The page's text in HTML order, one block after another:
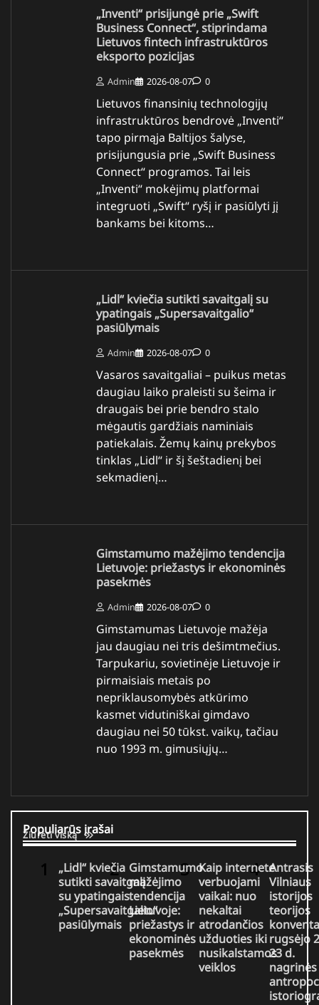
„Inventi“ prisijungė prie „Swift
Business Connect“, stiprindama
Lietuvos fintech infrastruktūros
eksporto pozicijas
Admin 2026-08-07 0
Lietuvos finansinių technologijų
infrastruktūros bendrovė „Inventi“
tapo pirmąja Baltijos šalyse,
prisijungusia prie „Swift Business
Connect“ programos. Tai leis
„Inventi“ mokėjimų platformai
integruoti „Swift“ ryšį ir pasiūlyti jį
bankams bei kitoms…
„Lidl“ kviečia sutikti savaitgalį su
ypatingais „Supersavaitgalio“
pasiūlymais
Admin 2026-08-07 0
Vasaros savaitgaliai – puikus metas
daugiau laiko praleisti su šeima ir
draugais bei prie bendro stalo
mėgautis gardžiais naminiais
patiekalais. Žemų kainų prekybos
tinklas „Lidl“ ir šį šeštadienį bei
sekmadienį…
Gimstamumo mažėjimo tendencija
Lietuvoje: priežastys ir ekonominės
pasekmės
Admin 2026-08-07 0
Gimstamumas Lietuvoje mažėja
jau daugiau nei tris dešimtmečius.
Tarpukariu, sovietinėje Lietuvoje ir
pirmaisiais metais po
nepriklausomybės atkūrimo
kasmet vidutiniškai gimdavo
daugiau nei 50 tūkst. vaikų, tačiau
nuo 1993 m. gimusiųjų…
Populiarūs įrašai
Žiūrėti viską
„Lidl“ kviečia
sutikti savaitgalį
su ypatingais
„Supersavaitgalio“
pasiūlymais
Gimstamumo
mažėjimo
tendencija
Lietuvoje:
priežastys ir
ekonominės
pasekmės
Kaip internete
verbuojami
vaikai: nuo
nekaltai
atrodančios
užduoties iki
nusikalstamos
veiklos
Antrasis
Vilniaus
istorijos
teorijos
rugsėjo
23 d.
nagrinės